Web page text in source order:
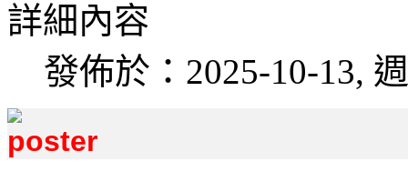
詳細內容
發佈於：2025-10-13,